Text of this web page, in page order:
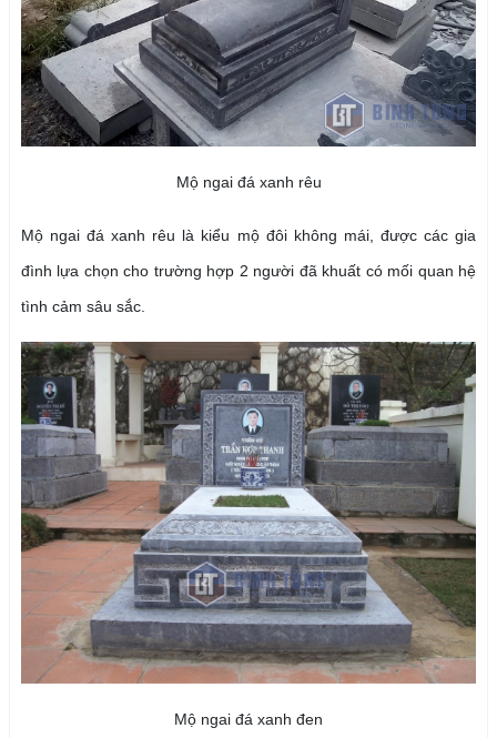
Mộ ngai đá xanh rêu
Mộ ngai đá xanh rêu là kiểu mộ đôi không mái, được các gia
đình lựa chọn cho trường hợp 2 người đã khuất có mối quan hệ
tình cảm sâu sắc.
Mộ ngai đá xanh đen